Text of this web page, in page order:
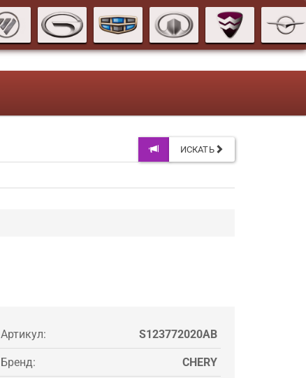
ИСКАТЬ
Артикул: S123772020AB
Бренд: CHERY